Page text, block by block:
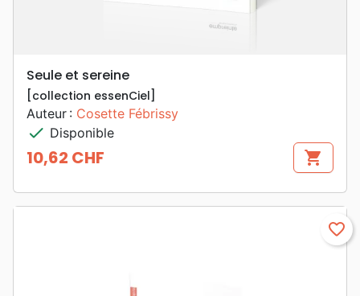
Seule et sereine
[collection essenCiel]
Auteur : Cosette Fébrissy
check Disponible
Prix
10,62 CHF shopping_cart
favorite_border